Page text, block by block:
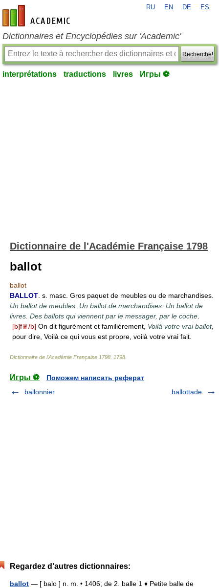
fr-academic.com
RU EN DE ES
Dictionnaires et Encyclopédies sur 'Academic'
Recherche!
interprétations traductions livres Игры ⚽
Dictionnaire de l'Académie Française 1798
ballot
ballot
BALLOT . s. masc. Gros paquet de meubles ou de marchandises.
Un ballot de meubles. Un ballot de marchandises. Un ballot de
livres. Des ballots qui viennent par le messager, par le coche
[b]f♛/b] On dit figurément et familièrement, Voilà votre vrai ballot,
pour dire, Voilà ce qui vous est propre, voilà votre vrai fait.
Dictionnaire de l'Académie Française 1798 1798
Игры ⚽
Поможем написать реферат
ballonnier
ballottade
Regardez d'autres dictionnaires:
ballot — [ balo ] n. m. • 1406; de 2. balle 1 ♦ Petite balle de